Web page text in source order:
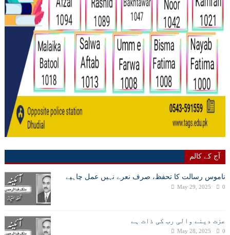
آج کے کالم
ناموس رسالت کا تحفظ، صرف نعرے نہیں عمل چاہیے
May 29, 2025 0
عزت دینے والی رب کی ذات ہے
May 28, 2025 0